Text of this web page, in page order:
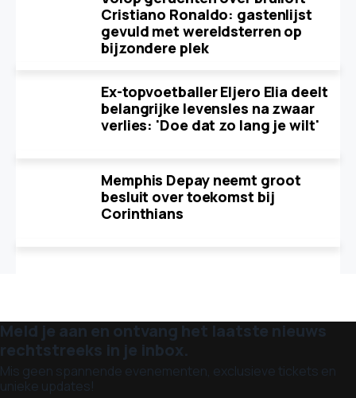
Cristiano Ronaldo: gastenlijst
gevuld met wereldsterren op
bijzondere plek
Ex-topvoetballer Eljero Elia deelt
belangrijke levensles na zwaar
verlies: 'Doe dat zo lang je wilt'
Memphis Depay neemt groot
besluit over toekomst bij
Corinthians
Meld je aan en ontvang het laatste nieuws
rechtstreeks in je inbox.
Mis geen spannende evenementen, exclusieve tickets en
unieke updates!